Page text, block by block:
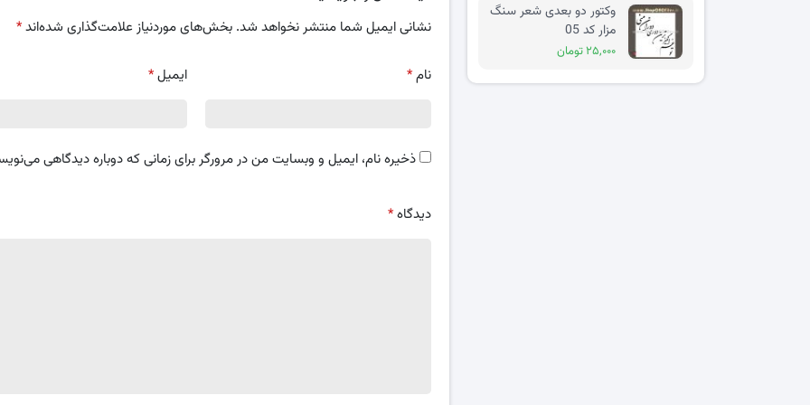
نشانی ایمیل شما منتشر نخواهد شد. بخش‌های موردنیاز علامت‌گذاری شده‌اند*
نام* ایمیل*
ذخیره نام، ایمیل و وبسایت من در مرورگر برای زمانی که دوباره دیدگاهی
دیدگاه*
وکتور دو بعدی شعر سنگ
مزار کد 05
۲۵,۰۰۰ تومان